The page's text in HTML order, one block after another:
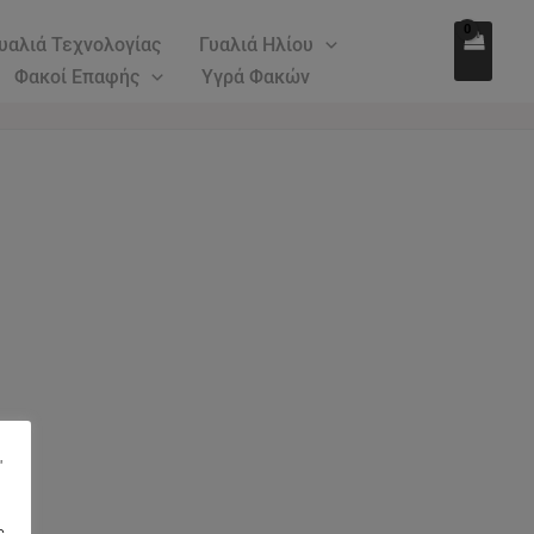
Τεχνολογίας
Γυαλιά Ηλίου
Φακοί Επαφής
Υγρά Φακών